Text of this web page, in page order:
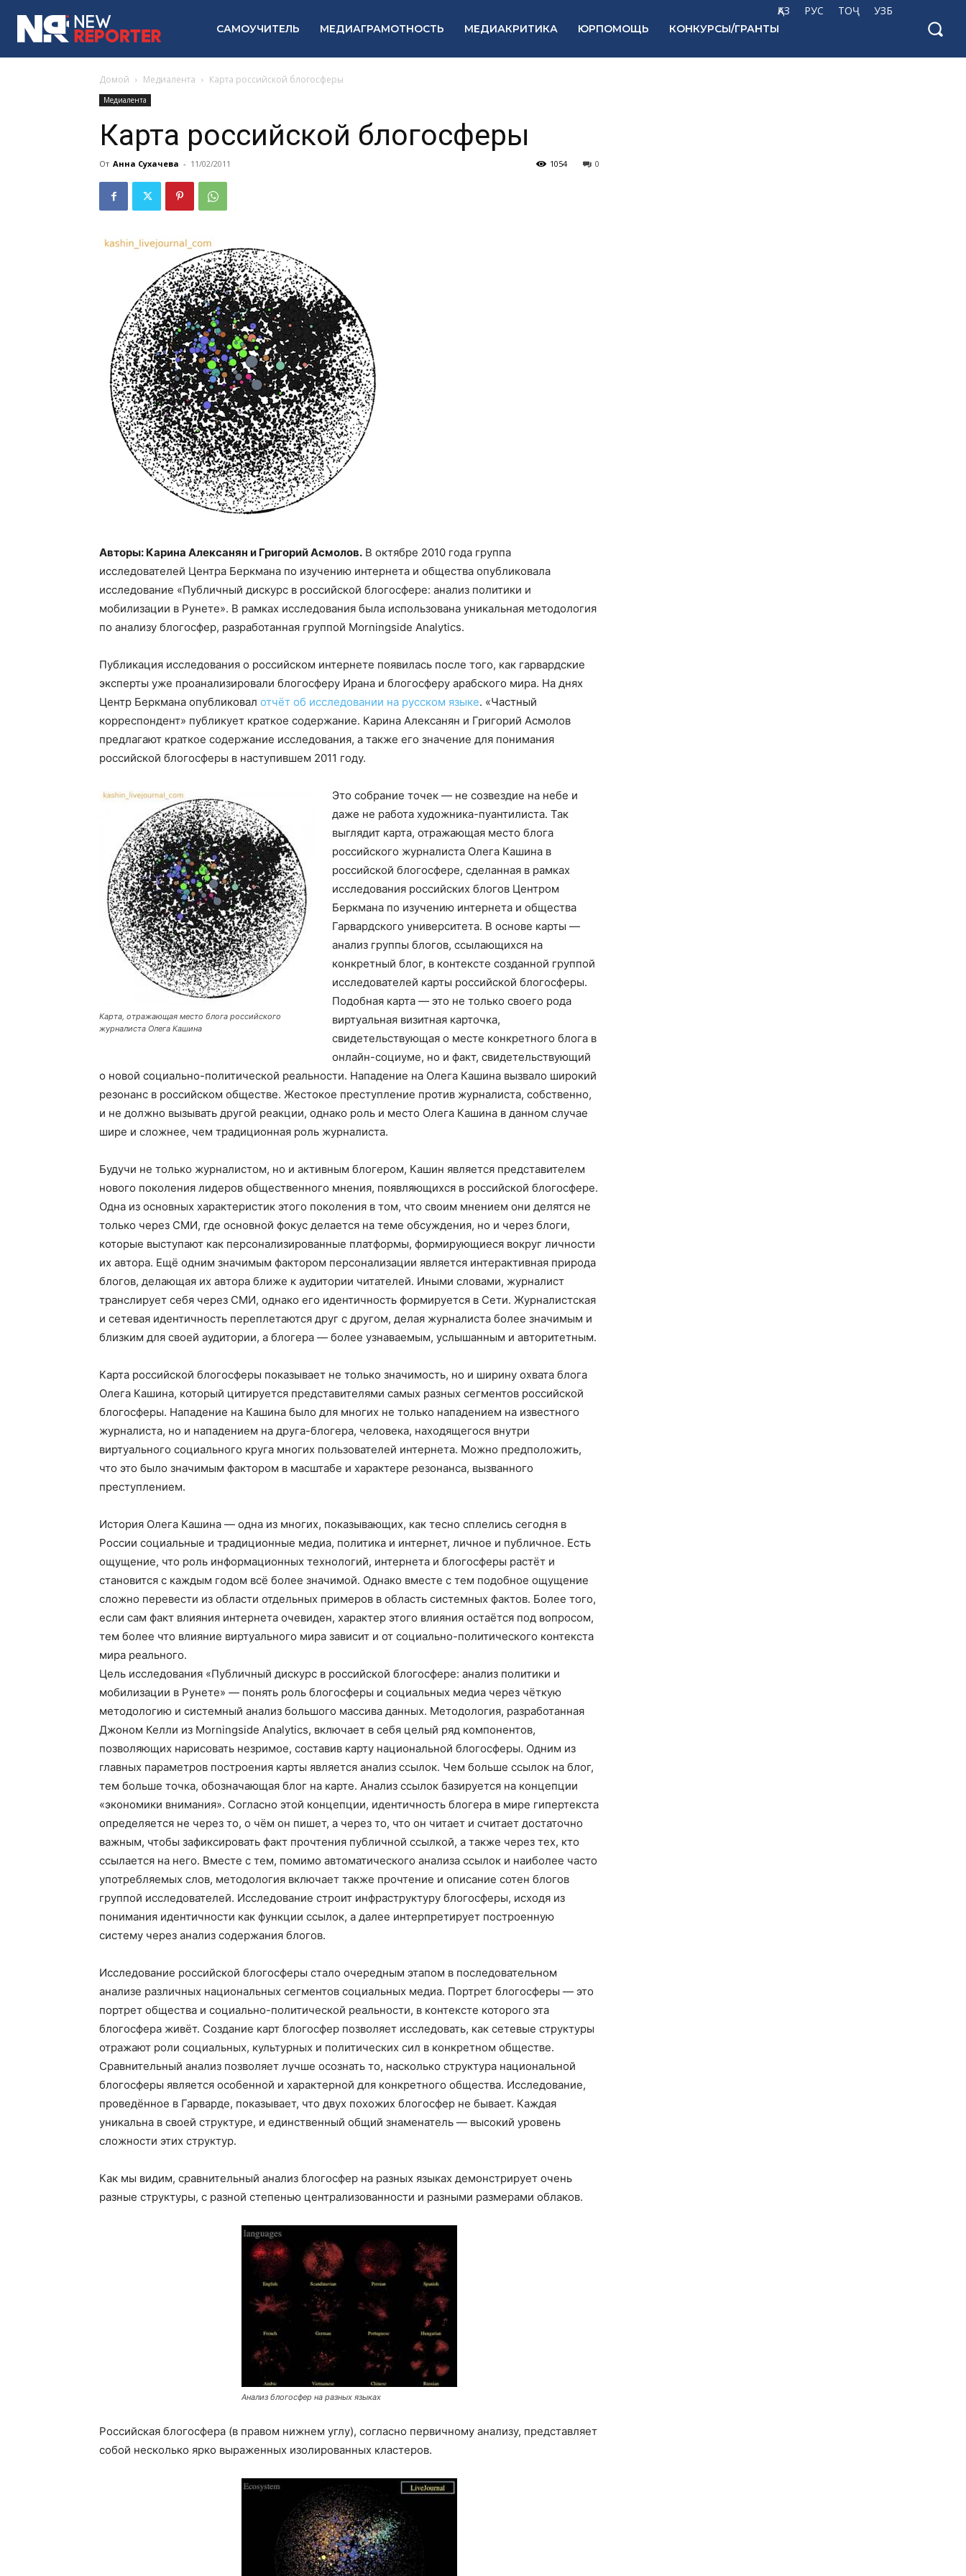
ҚАЗ РУС ТОҶ УЗБ
САМОУЧИТЕЛЬ МЕДИАГРАМОТНОСТЬ МЕДИАКРИТИКА ЮРПОМОЩЬ КОНКУРСЫ/ГРАНТЫ
Домой Медиалента Карта российской блогосферы
Медиалента
Карта российской блогосферы
От Анна Сухачева - 11/02/2011 0
1054
Авторы: Карина Алексанян и Григорий Асмолов. В октябре 2010 года группа
исследователей Центра Беркмана по изучению интернета и общества опубликовала
исследование «Публичный дискурс в российской блогосфере: анализ политики и
мобилизации в Рунете». В рамках исследования была использована уникальная методология
по анализу блогосфер, разработанная группой Morningside Analytics.
Публикация исследования о российском интернете появилась после того, как гарвардские
эксперты уже проанализировали блогосферу Ирана и блогосферу арабского мира. На днях
Центр Беркмана опубликовал отчёт об исследовании на русском языке. «Частный
корреспондент» публикует краткое содержание. Карина Алексанян и Григорий Асмолов
предлагают краткое содержание исследования, а также его значение для понимания
российской блогосферы в наступившем 2011 году.
Карта, отражающая место блога российского
журналиста Олега Кашина
Это собрание точек — не созвездие на небе и
даже не работа художника-пуантилиста. Так
выглядит карта, отражающая место блога
российского журналиста Олега Кашина в
российской блогосфере, сделанная в рамках
исследования российских блогов Центром
Беркмана по изучению интернета и общества
Гарвардского университета. В основе карты —
анализ группы блогов, ссылающихся на
конкретный блог, в контексте созданной группой
исследователей карты российской блогосферы.
Подобная карта — это не только своего рода
виртуальная визитная карточка,
свидетельствующая о месте конкретного блога в
онлайн-социуме, но и факт, свидетельствующий
о новой социaльно-политической реальности. Нападение на Олега Кашина вызвало широкий
резонанс в российском обществе. Жестокое преступление против журналиста, собственно,
и не должно вызывать другой реакции, однако роль и место Олега Кашина в данном случае
шире и сложнее, чем традиционная роль журналиста.
Будучи не только журналистом, но и активным блогером, Кашин является представителем
нового поколения лидеров общественного мнения, появляющихся в российской блогосфере.
Одна из основных характеристик этого поколения в том, что своим мнением они делятся не
только через СМИ, где основной фокус делается на теме обсуждения, но и через блоги,
которые выступают как персонализированные платформы, формирующиеся вокруг личности
их автора. Ещё одним значимым фактором персонализации является интерактивная природа
блогов, делающая их автора ближе к аудитории читателей. Иными словами, журналист
транслирует себя через СМИ, однако его идентичность формируется в Сети. Журналистская
и сетевая идентичность переплетаются друг с другом, делая журналиста более значимым и
близким для своей аудитории, а блогера — более узнаваемым, услышанным и авторитетным.
Карта российской блогосферы показывает не только значимость, но и ширину охвата блога
Олега Кашина, который цитируется представителями самых разных сегментов российской
блогосферы. Нападение на Кашина было для многих не только нападением на известного
журналиста, но и нападением на друга-блогера, человека, находящегося внутри
виртуального социального круга многих пользователей интернета. Можно предположить,
что это было значимым фактором в масштабе и характере резонанса, вызванного
преступлением.
История Олега Кашина — одна из многих, показывающих, как тесно сплелись сегодня в
России социальные и традиционные медиа, политика и интернет, личное и публичное. Есть
ощущение, что роль информационных технологий, интернета и блогосферы растёт и
становится с каждым годом всё более значимой. Однако вместе с тем подобное ощущение
сложно перевести из области отдельных примеров в область системных фактов. Более того,
если сам факт влияния интернета очевиден, характер этого влияния остаётся под вопросом,
тем более что влияние виртyального мира зависит и от социально-политического контекста
мира реального.
Цель исследования «Публичный дискурс в российской блогосфере: анализ политики и
мобилизации в Рунете» — понять роль блогосферы и социальных медиа через чёткую
методологию и системный анализ большого массива данных. Методология, разработанная
Джоном Келли из Morningside Analytics, включает в себя целый ряд компонентов,
позволяющих нарисовать незримое, составив карту национальной блогосферы. Одним из
главных параметров построения карты является анализ ссылок. Чем больше ссылок на блог,
тем больше точка, обозначающая блог на карте. Анализ ссылок базируется на концепции
«экономики внимания». Согласно этой концепции, идентичность блогера в мире гипертекста
определяется не через то, о чём он пишет, а через то, что он читает и считает достаточно
важным, чтобы зафиксировать факт прочтения публичной ссылкой, а также через тех, кто
ссылается на него. Вместе с тем, помимо автоматического анализа ссылок и наиболее часто
употребляемых слов, методология включает также прочтение и описание сотен блогов
группой исследователей. Исследование строит инфраструктуру блогосферы, исходя из
понимания идентичности как функции ссылок, а далее интерпретирует построенную
систему через анализ содержания блогов.
Исследование российской блогосферы стало очередным этапом в последовательном
анализе различных национальных сегментов социальных медиа. Портрет блогосферы — это
портрет общества и социально-политической реальности, в контексте которого эта
блогосфера живёт. Создание карт блогосфер позволяет исследовать, как сетевые структуры
отражают роли социальных, культурных и политических сил в конкретном обществе.
Сравнительный анализ позволяет лучше осознать то, насколько структура национальной
блогосферы является особенной и характерной для конкретного общества. Исследование,
проведённое в Гарварде, показывает, что двух похожих блогосфер не бывает. Каждая
уникальна в своей структуре, и единственный общий знаменатель — высокий уровень
сложности этих структур.
Как мы видим, сравнительный анализ блогосфер на разных языках демонстрирует очень
разные структуры, с разной степенью централизованности и разными размерами облаков.
Анализ блогосфер на разных языках
Российская блогосфера (в правом нижнем углу), согласно первичному анализу, представляет
собой несколько ярко выраженных изолированных кластеров.